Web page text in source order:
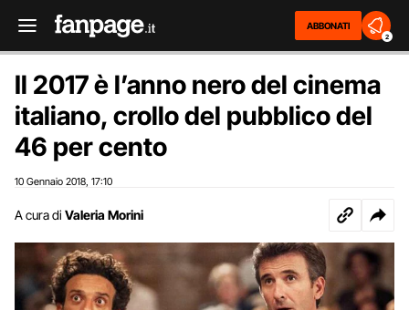
ABBONATI
2
Il 2017 è l’anno nero del cinema
italiano, crollo del pubblico del
46 per cento
10 Gennaio 2018 17:10
A cura di Valeria Morini